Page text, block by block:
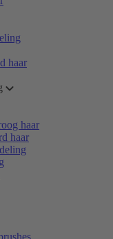
haar
haar
haar